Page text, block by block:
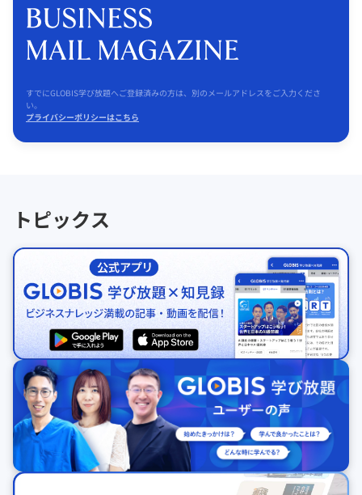
すでにGLOBIS学び放題へご登録済みの方は、別のメールアドレスをご入力くださ
い。
プライバシーポリシーはこちら
トピックス